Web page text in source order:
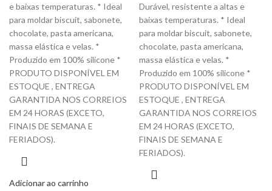
e baixas temperaturas. * Ideal
para moldar biscuit, sabonete,
chocolate, pasta americana,
massa elástica e velas. *
Produzido em 100% silicone *
PRODUTO DISPONÍVEL EM
ESTOQUE , ENTREGA
GARANTIDA NOS CORREIOS
EM 24 HORAS (EXCETO,
FINAIS DE SEMANA E
FERIADOS).
Adicionar ao carrinho
Durável, resistente a altas e
baixas temperaturas. * Ideal
para moldar biscuit, sabonete,
chocolate, pasta americana,
massa elástica e velas. *
Produzido em 100% silicone *
PRODUTO DISPONÍVEL EM
ESTOQUE , ENTREGA
GARANTIDA NOS CORREIOS
EM 24 HORAS (EXCETO,
FINAIS DE SEMANA E
FERIADOS).